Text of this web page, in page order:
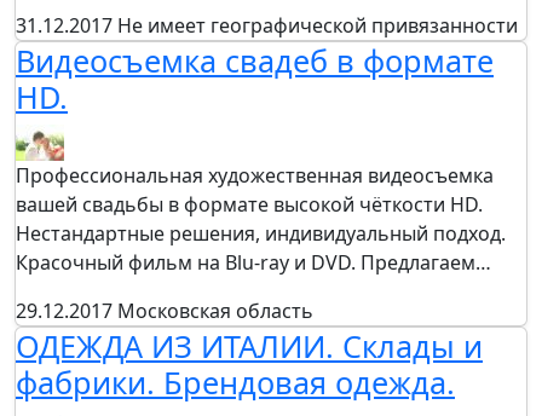
31.12.2017 Не имеет географической привязанности
Видеосъемка свадеб в формате
HD.
Профессиональная художественная видеосъемка
вашей свадьбы в формате высокой чёткости HD.
Нестандартные решения, индивидуальный подход.
Красочный фильм на Blu-ray и DVD. Предлагаем…
29.12.2017 Московская область
ОДЕЖДА ИЗ ИТАЛИИ. Склады и
фабрики. Брендовая одежда.